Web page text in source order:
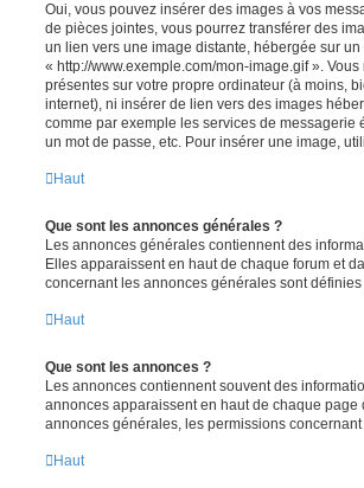
Oui, vous pouvez insérer des images à vos
de pièces jointes, vous pourrez transférer des
un lien vers une image distante, hébergée sur
« http://www.exemple.com/mon-image.gif ».
présentes sur votre propre ordinateur (à moins,
internet), ni insérer de lien vers des images
comme par exemple les services de
un mot de passe, etc. Pour insérer une image,
Haut
Que sont les annonces générales ?
Les annonces générales contiennent des
Elles apparaissent en haut de chaque forum et
concernant les annonces générales sont
Haut
Que sont les annonces ?
Les annonces contiennent souvent des
annonces apparaissent en haut de chaque
annonces générales, les permissions
Haut